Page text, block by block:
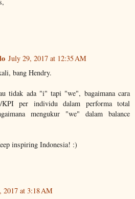
July 29, 2017 at 12:35 AM
bang Hendry.
tidak ada "i" tapi "we", bagaimana cara
KPI per individu dalam performa total
mengukur "we" dalam balance
inspiring Indonesia! :)
2017 at 3:18 AM